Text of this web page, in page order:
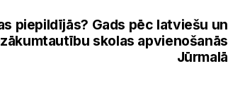
piepildījās? Gads pēc latviešu un
skolas apvienošanās
Jūrmalā